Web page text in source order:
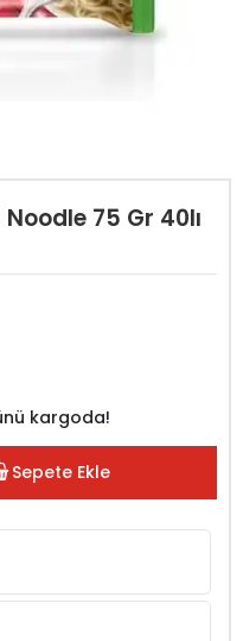
75 Gr 40lı
kargoda!
Sepete Ekle